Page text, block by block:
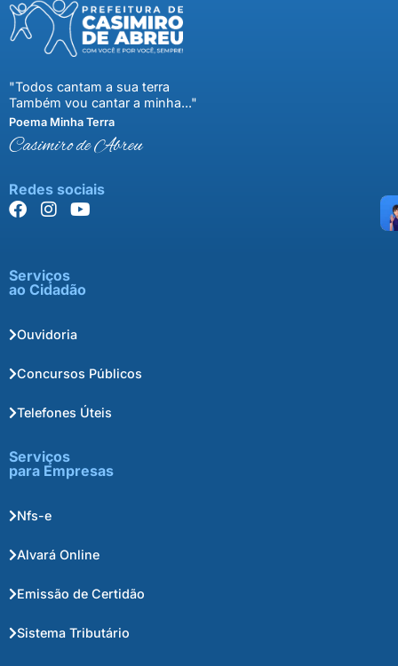
"Todos cantam a sua terra
Também vou cantar a minha..."
Poema Minha Terra
Casimiro de Abreu
Redes sociais
Serviços
ao Cidadão
Ouvidoria
Concursos Públicos
Telefones Úteis
Serviços
para Empresas
Nfs-e
Alvará Online
Emissão de Certidão
Sistema Tributário